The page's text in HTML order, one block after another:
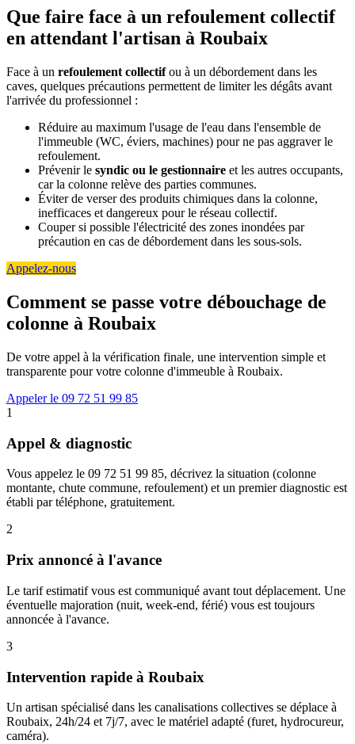
Que faire face à un refoulement collectif
en attendant l'artisan à Roubaix
Face à un refoulement collectifou à un débordement dans les
caves, quelques précautions permettent de limiter les dégâts avant
l'arrivée du professionnel :
Réduire au maximum l'usage de l'eau dans l'ensemble de
l'immeuble (WC, éviers, machines) pour ne pas aggraver le
refoulement.
Prévenir le syndic ou le gestionnaire et les autres occupants,
car la colonne relève des parties communes.
Éviter de verser des produits chimiques dans la colonne,
inefficaces et dangereux pour le réseau collectif.
Couper si possible l'électricité des zones inondées par
précaution en cas de débordement dans les sous-sols.
Appelez-nous
Comment se passe votre débouchage de
colonne à Roubaix
De votre appel à la vérification finale, une intervention simple et
transparente pour votre colonne d'immeuble à Roubaix.
Appeler le 09 72 51 99 85
1
Appel & diagnostic
Vous appelez le 09 72 51 99 85, décrivez la situation (colonne
montante, chute commune, refoulement) et un premier diagnostic est
établi par téléphone, gratuitement.
2
Prix annoncé à l'avance
Le tarif estimatif vous est communiqué avant tout déplacement. Une
éventuelle majoration (nuit, week-end, férié) vous est toujours
annoncée à l'avance.
3
Intervention rapide à Roubaix
Un artisan spécialisé dans les canalisations collectives se déplace à
Roubaix, 24h/24 et 7j/7, avec le matériel adapté (furet, hydrocureur,
caméra).